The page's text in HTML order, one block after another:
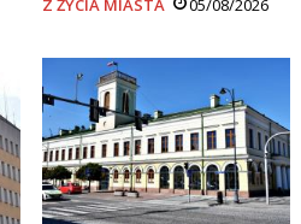
Z ŻYCIA MIASTA 05/08/2026